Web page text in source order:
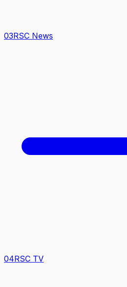
03RSC News
04RSC TV